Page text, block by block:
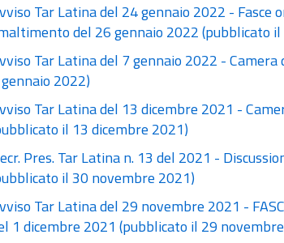
Tar Latina del 24 gennaio 2022 - Fasce
del 26 gennaio 2022 (pubblicato
Tar Latina del 7 gennaio 2022 -
2022)
Tar Latina del 13 dicembre 2021 -
il 13 dicembre 2021)
Pres. Tar Latina n. 13 del 2021 -
il 30 novembre 2021)
Tar Latina del 29 novembre 2021 -
1 dicembre 2021 (pubblicato il 29